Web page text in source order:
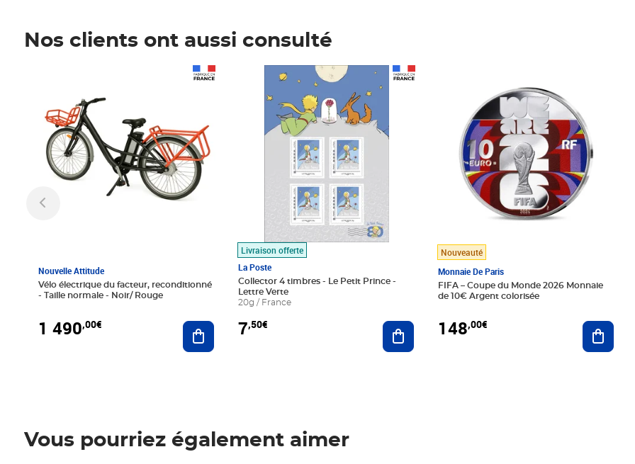
Nos clients ont aussi consulté
Nouvelle Attitude
Vélo électrique du facteur, reconditionné
- Taille normale - Noir/ Rouge
1 490,00€ Ajouter au panier
Livraison offerte
La Poste
Collector 4 timbres - Le Petit Prince -
Lettre Verte
20g / France
7,50€
Prix 7,50€
Ajouter au panier
Nouveauté
Monnaie De Paris
FIFA – Coupe du Monde 2026 Monnaie
de 10€ Argent colorisée
148,00€
Vous pourriez également aimer